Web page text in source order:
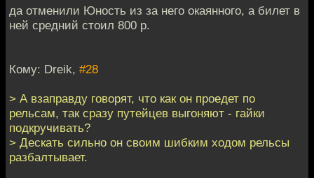
да отменили Юность из за него окаянного, а билет в
ней средний стоил 800 р.
Кому: Dreik, #28
> А взаправду говорят, что как он проедет по
рельсам, так сразу путейцев выгоняют - гайки
подкручивать?
> Дескать сильно он своим шибким ходом рельсы
разбалтывает.